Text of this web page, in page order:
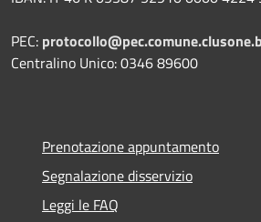
PEC:
Centralino Unico: 0346 89600
Prenotazione appuntamento
Segnalazione disservizio
Leggi le FAQ